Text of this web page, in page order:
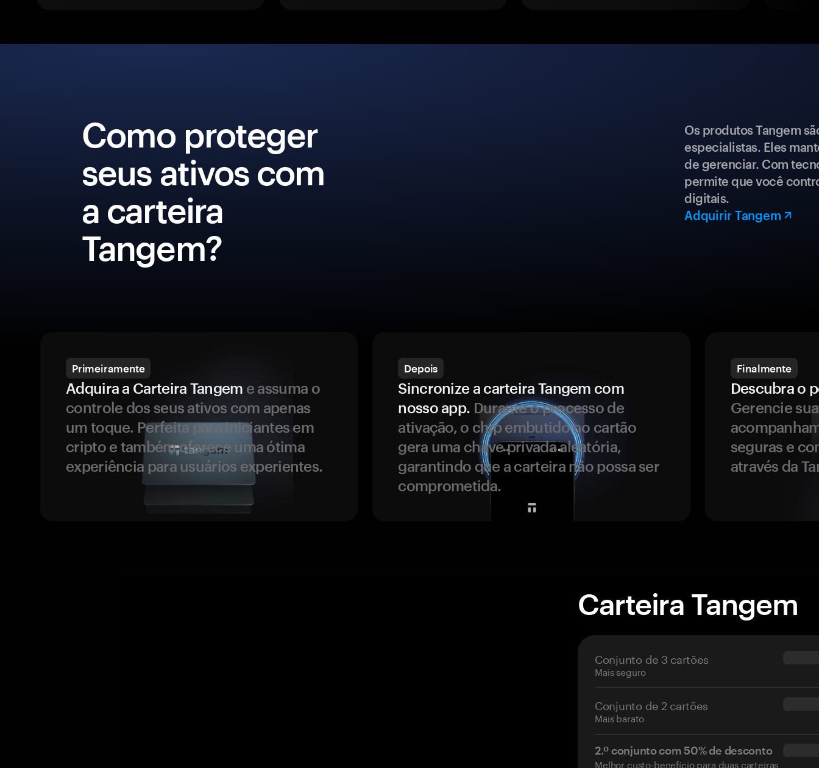
Como proteger
seus ativos com
a carteira
Tangem?
Os produtos Tangem
especialistas. Eles
de gerenciar. Com
permite que você
digitais.
Adquirir Tangem
Primeiramente
Adquira a Carteira Tangem e assuma o
controle dos seus ativos com apenas
um toque. Perfeita para iniciantes em
cripto e também oferece uma ótima
experiência para usuários experientes.
Depois
Sincronize a carteira Tangem com
nosso app. Durante o processo de
ativação, o chip embutido no cartão
gera uma chave privada aleatória,
garantindo que a carteira não possa ser
comprometida.
Finalmente
Descubra o
Gerencie
seguras e
através da
Carteira Tangem
Conjunto de 3 cartões
Mais seguro
$69.90
Conjunto de 2 cartões
Mais barato
$54.90
2.º conjunto com 50% de desconto
Melhor custo-benefício para duas carteiras
$34.95